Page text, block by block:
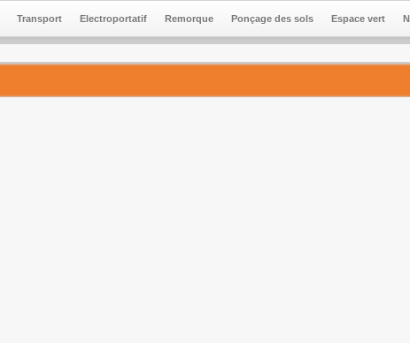
Transport Electroportatif Remorque Ponçage des sols Espace vert